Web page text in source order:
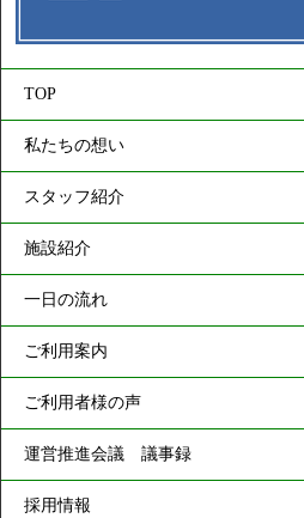
TOP
私たちの想い
スタッフ紹介
施設紹介
一日の流れ
ご利用案内
ご利用者様の声
運営推進会議 議事録
採用情報